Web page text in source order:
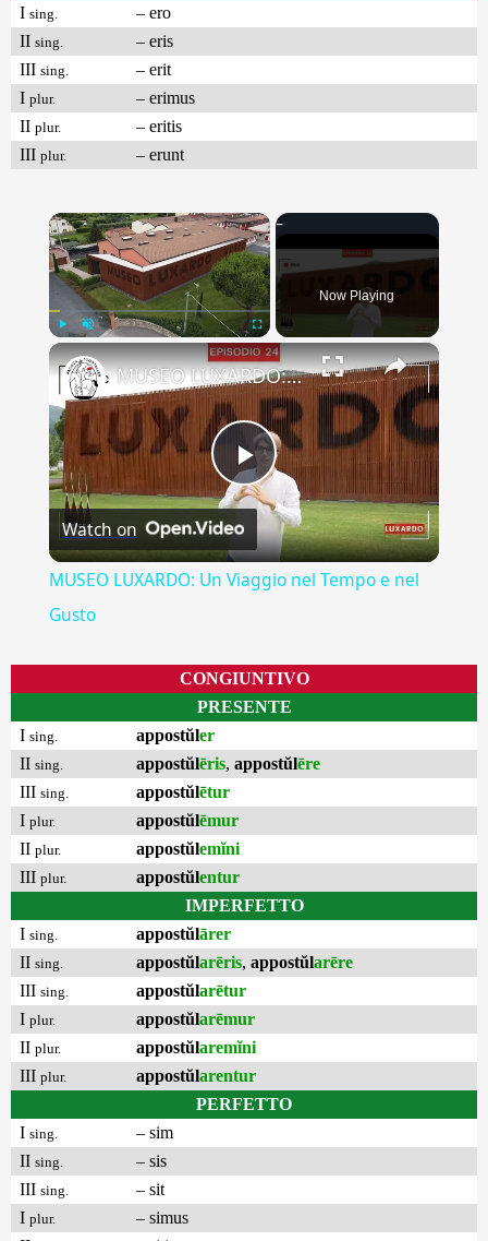
I sing.
– ero
II sing.
– eris
III sing.
– erit
I plur.
– erimus
II plur.
– eritis
III plur. – erunt
×
Fullscreen
Now Playing
×
Play
Video
MUSEO LUXARDO: Un Viaggio nel Tempo e nel Gusto
Watch on
MUSEO LUXARDO: Un Viaggio nel Tempo e nel
Gusto
CONGIUNTIVO
PRESENTE
I sing. appostŭler
II sing. appostŭlēris, appostŭlēre
III sing. appostŭlētur
I plur. appostŭlēmur
II plur. appostŭlemĭni
III plur. appostŭlentur
IMPERFETTO
I sing. appostŭlārer
II sing. appostŭlarēris, appostŭlarēre
III sing. appostŭlarētur
I plur. appostŭlarēmur
II plur. appostŭlaremĭni
III plur. appostŭlarentur
PERFETTO
I sing.
– sim
II sing.
– sis
III sing.
– sit
I plur.
– simus